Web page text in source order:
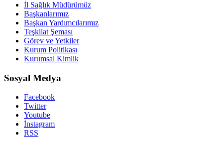
İl Sağlık Müdürümüz
Başkanlarımız
Başkan Yardımcılarımız
Teşkilat Şeması
Görev ve Yetkiler
Kurum Politikası
Kurumsal Kimlik
Sosyal Medya
Facebook
Twitter
Youtube
İnstagram
RSS